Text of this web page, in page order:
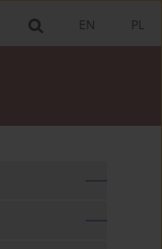
PL
EN